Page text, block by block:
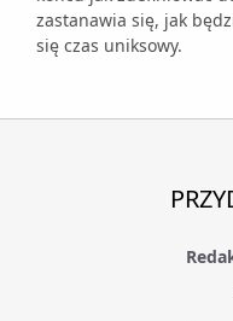
zastanawia się, jak
się czas uniksowy.